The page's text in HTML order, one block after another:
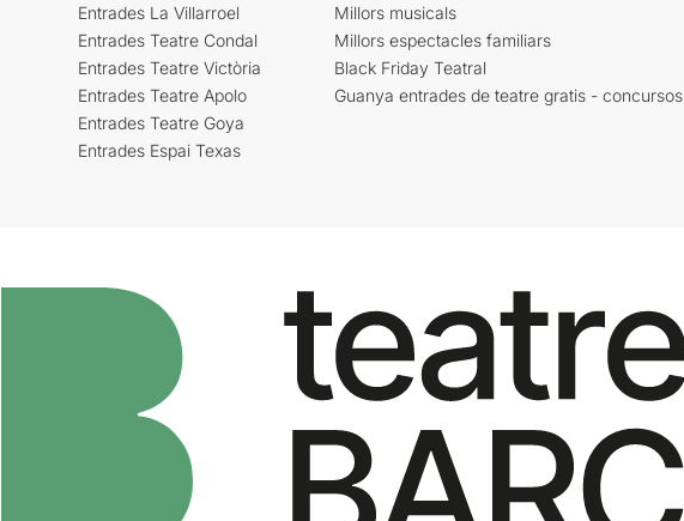
Entrades La Villarroel
Entrades Teatre Condal
Entrades Teatre Victòria
Entrades Teatre Apolo
Entrades Teatre Goya
Entrades Espai Texas
Millors musicals
Millors espectacles familiars
Black Friday Teatral
Guanya entrades de teatre gratis - concursos